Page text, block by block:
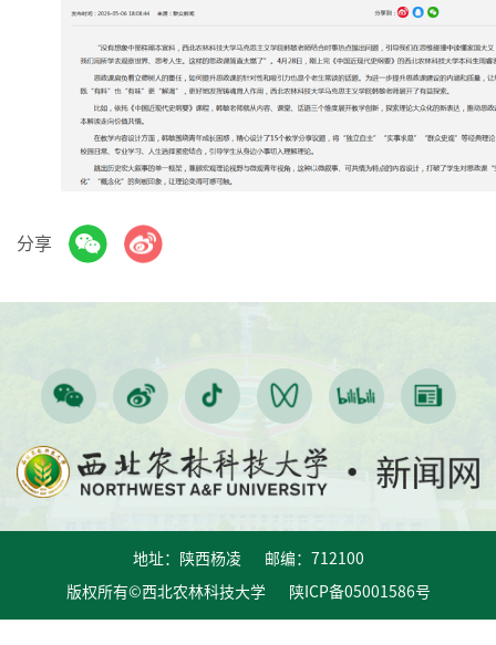
分享
地址：陕西杨凌 邮编：712100
版权所有©西北农林科技大学 陕ICP备05001586号